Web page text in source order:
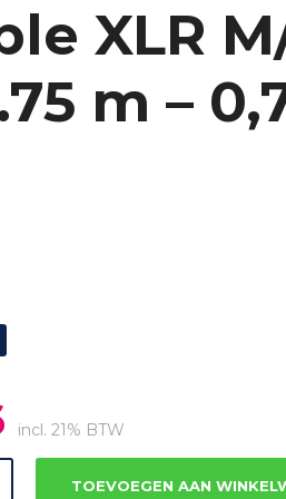
XLR
m –
prijs
is:
€17.36.
incl. 21% BTW
TOEVOEGEN AAN